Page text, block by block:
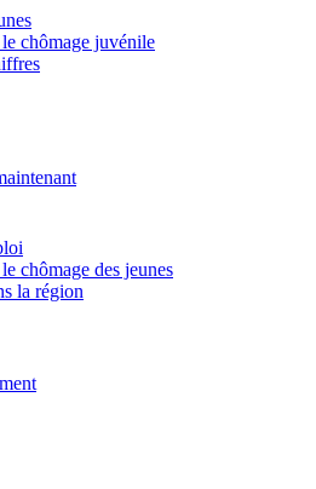
chômage juvénile
chômage des jeunes
la région